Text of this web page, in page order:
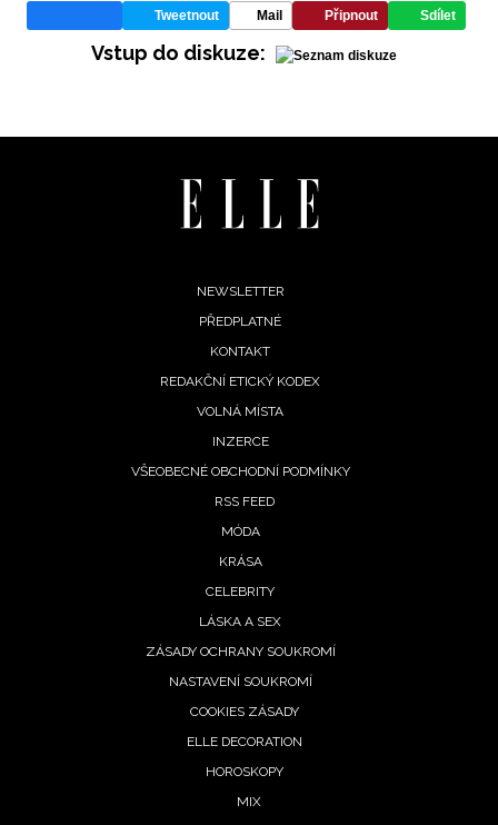
Tweetnout Mail Připnout Sdílet
Vstup do diskuze:
NEWSLETTER
PŘEDPLATNÉ
KONTAKT
REDAKČNÍ ETICKÝ KODEX
VOLNÁ MÍSTA
INZERCE
VŠEOBECNÉ OBCHODNÍ PODMÍNKY
RSS FEED
MÓDA
KRÁSA
CELEBRITY
LÁSKA A SEX
ZÁSADY OCHRANY SOUKROMÍ
NASTAVENÍ SOUKROMÍ
COOKIES ZÁSADY
ELLE DECORATION
HOROSKOPY
MIX